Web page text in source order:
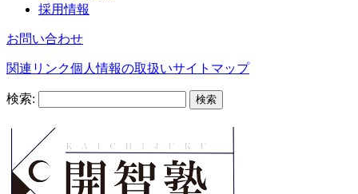
採用情報
お問い合わせ
関連リンク個人情報の取扱いサイトマップ
検索: